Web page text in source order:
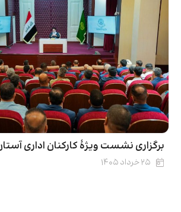
برگزاری نشست ویژۀ کارکنان اداری
۲۵ خرداد ۱۴۰۵